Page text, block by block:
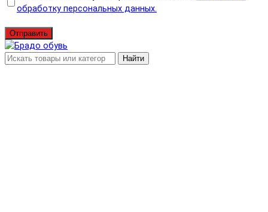
обработку персональных данных.
Отправить
Найти